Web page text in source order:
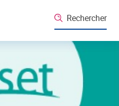
Rechercher